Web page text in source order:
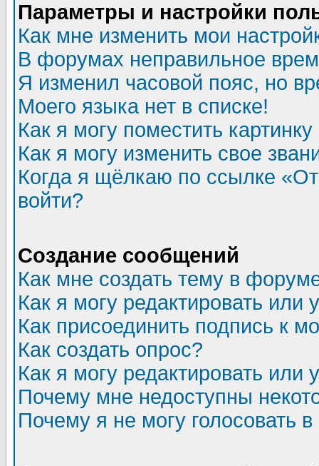
Параметры и настройки
Как мне изменить мои
В форумах неправильное
Я изменил часовой пояс, но
Моего языка нет в списке!
Как я могу поместить
Как я могу изменить свое
Когда я щёлкаю по ссылке
войти?
Создание сообщений
Как мне создать тему в
Как я могу редактировать или
Как присоединить подпись к
Как создать опрос?
Как я могу редактировать или
Почему мне недоступны
Почему я не могу голосовать